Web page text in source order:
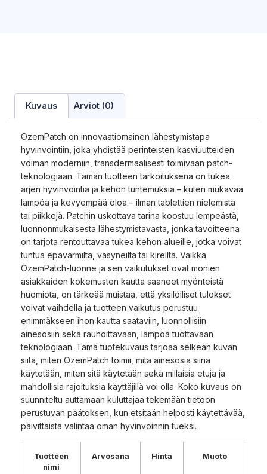
Kuvaus Arviot (0)
OzemPatch on innovaatiomainen lähestymistapa
hyvinvointiin, joka yhdistää perinteisten kasviuutteiden
voiman moderniin, transdermaalisesti toimivaan patch-
teknologiaan. Tämän tuotteen tarkoituksena on tukea
arjen hyvinvointia ja kehon tuntemuksia – kuten mukavaa
lämpöä ja kevyempää oloa – ilman tablettien nielemistä
tai piikkejä. Patchin uskottava tarina koostuu lempeästä,
luonnonmukaisesta lähestymistavasta, jonka tavoitteena
on tarjota rentouttavaa tukea kehon alueille, jotka voivat
tuntua epävarmilta, väsyneiltä tai kireiltä. Vaikka
OzemPatch-luonne ja sen vaikutukset ovat monien
asiakkaiden kokemusten kautta saaneet myönteistä
huomiota, on tärkeää muistaa, että yksilölliset tulokset
voivat vaihdella ja tuotteen vaikutus perustuu
enimmäkseen ihon kautta saataviin, luonnollisiin
ainesosiin sekä rauhoittavaan, lämpöä tuottavaan
teknologiaan. Tämä tuotekuvaus tarjoaa selkeän kuvan
siitä, miten OzemPatch toimii, mitä ainesosia siinä
käytetään, miten sitä käytetään sekä millaisia etuja ja
mahdollisia rajoituksia käyttäjillä voi olla. Koko kuvaus on
suunniteltu auttamaan kuluttajaa tekemään tietoon
perustuvan päätöksen, kun etsitään helposti käytettävää,
päivittäistä valintaa oman hyvinvoinnin tueksi.
Tuotteen
nimi
Arvosana Hinta Muoto